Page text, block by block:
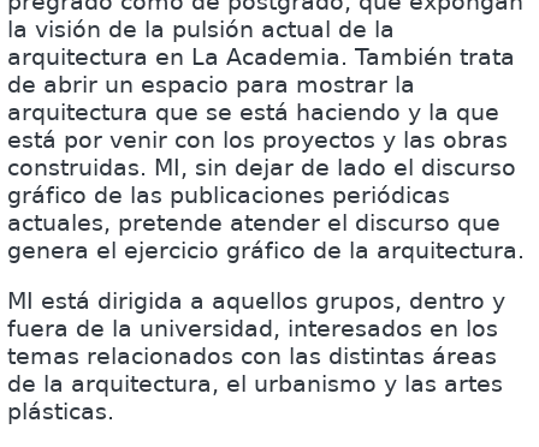
la visión de la pulsión actual de la
arquitectura en La Academia. También trata
de abrir un espacio para mostrar la
arquitectura que se está haciendo y la que
está por venir con los proyectos y las obras
construidas. MI, sin dejar de lado el discurso
gráfico de las publicaciones periódicas
actuales, pretende atender el discurso que
genera el ejercicio gráfico de la arquitectura.
MI está dirigida a aquellos grupos, dentro y
fuera de la universidad, interesados en los
temas relacionados con las distintas áreas
de la arquitectura, el urbanismo y las artes
plásticas.